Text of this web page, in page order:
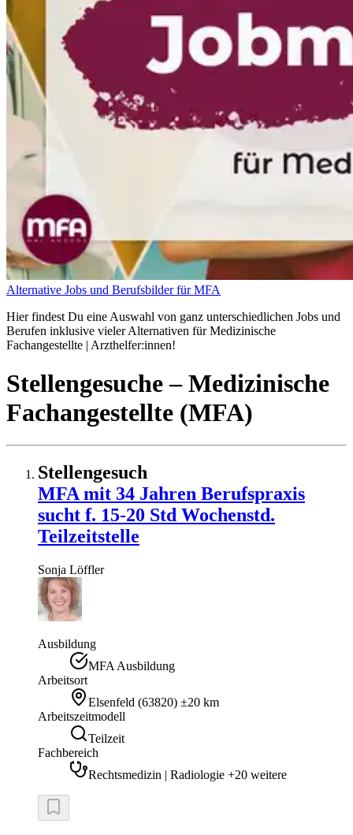
Alternative Jobs und Berufsbilder für MFA
Hier findest Du eine Auswahl von ganz unterschiedlichen Jobs und
Berufen inklusive vieler Alternativen für Medizinische
Fachangestellte | Arzthelfer:innen!
Stellengesuche– Medizinische
Fachangestellte (MFA)
Stellengesuch
MFA mit 34 Jahren Berufspraxis
sucht f. 15-20 Std Wochenstd.
Teilzeitstelle
Sonja Löffler
Ausbildung
MFA Ausbildung
Arbeitsort
Elsenfeld (63820) ±20 km
Arbeitszeitmodell
Teilzeit
Fachbereich
Rechtsmedizin | Radiologie +20 weitere